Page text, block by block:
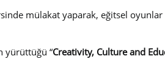
mülakat yaparak, eğitsel oyunlar
yürüttüğü “Creativity, Culture and